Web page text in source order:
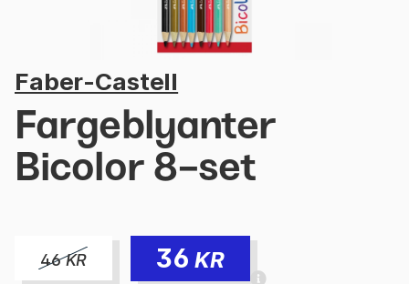
Faber-Castell
Fargeblyanter
Bicolor 8-set
46KR 36 KR